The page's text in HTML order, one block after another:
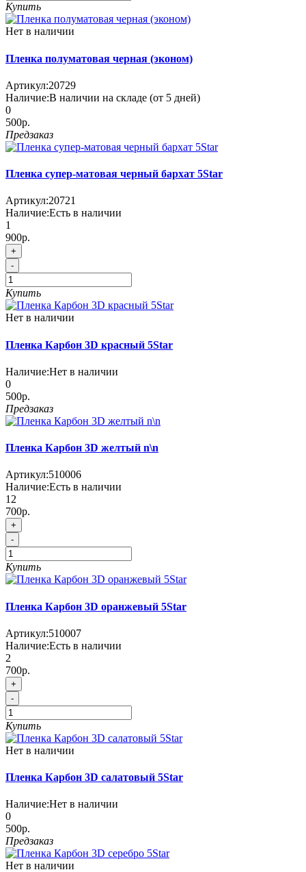
Купить
Нет в наличии
Пленка полуматовая черная (эконом)
Артикул:20729
Наличие:В наличии на складе (от 5 дней)
0
500р.
Предзаказ
Пленка супер-матовая черный бархат 5Star
Артикул:20721
Наличие:Есть в наличии
1
900р.
+
-
Купить
Нет в наличии
Пленка Карбон 3D красный 5Star
Наличие:Нет в наличии
0
500р.
Предзаказ
Пленка Карбон 3D желтый n\n
Артикул:510006
Наличие:Есть в наличии
12
700р.
+
-
Купить
Пленка Карбон 3D оранжевый 5Star
Артикул:510007
Наличие:Есть в наличии
2
700р.
+
-
Купить
Нет в наличии
Пленка Карбон 3D салатовый 5Star
Наличие:Нет в наличии
0
500р.
Предзаказ
Нет в наличии